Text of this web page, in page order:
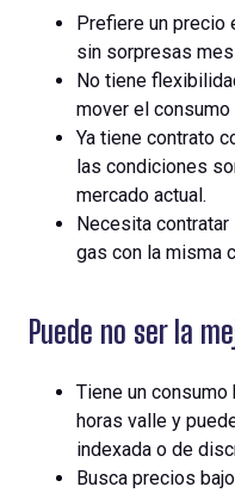
Prefiere un precio
sin sorpresas
No tiene
mover el consumo
Ya tiene contrato
las condiciones
mercado actual.
Necesita contratar
gas con la misma
Puede no ser la
Tiene un consumo
horas valle y
indexada o de
Busca precios